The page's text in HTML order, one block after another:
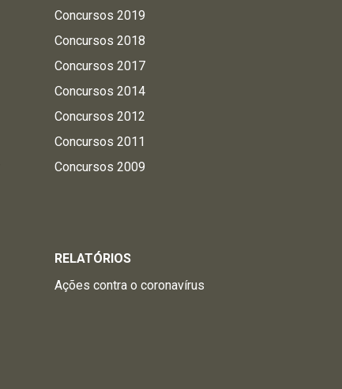
Concursos 2019
Concursos 2018
Concursos 2017
Concursos 2014
Concursos 2012
Concursos 2011
Concursos 2009
RELATÓRIOS
Ações contra o coronavírus